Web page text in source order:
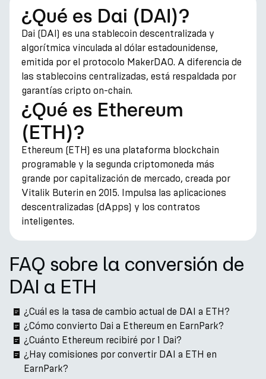
¿Qué es Dai (DAI)?
Dai (DAI) es una stablecoin descentralizada y
algorítmica vinculada al dólar estadounidense,
emitida por el protocolo MakerDAO. A diferencia de
las stablecoins centralizadas, está respaldada por
garantías cripto on-chain.
¿Qué es Ethereum
(ETH)?
Ethereum (ETH) es una plataforma blockchain
programable y la segunda criptomoneda más
grande por capitalización de mercado, creada por
Vitalik Buterin en 2015. Impulsa las aplicaciones
descentralizadas (dApps) y los contratos
inteligentes.
FAQ sobre la conversión de
DAI a ETH
¿Cuál es la tasa de cambio actual de DAI a ETH?
¿Cómo convierto Dai a Ethereum en EarnPark?
¿Cuánto Ethereum recibiré por 1 Dai?
¿Hay comisiones por convertir DAI a ETH en
EarnPark?